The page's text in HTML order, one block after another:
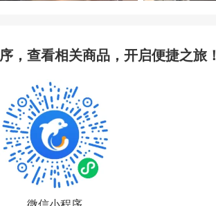
，查看相关商品，开启便捷之旅！